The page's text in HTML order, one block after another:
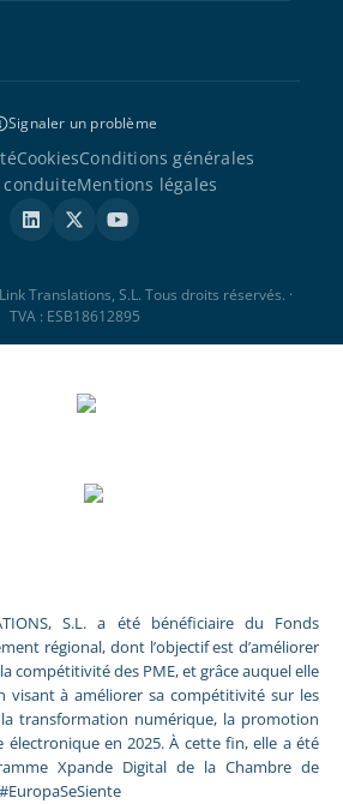
Signaler un problème
CookiesConditions générales
conduiteMentions légales
Translations, S.L. Tous droits réservés. ·
TVA : ESB18612895
S.L. a été bénéficiaire du Fonds
régional, dont l’objectif est d’améliorer
compétitivité des PME, et grâce auquel elle
visant à améliorer sa compétitivité sur les
transformation numérique, la promotion
électronique en 2025. À cette fin, elle a été
Xpande Digital de la Chambre de